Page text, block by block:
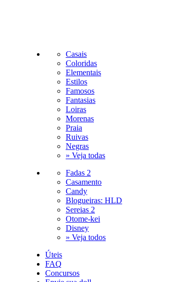
Casais
Coloridas
Elementais
Estilos
Famosos
Fantasias
Loiras
Morenas
Praia
Ruivas
Negras
» Veja todas
Fadas 2
Casamento
Candy
Blogueiras: HLD
Sereias 2
Otome-kei
Disney
» Veja todos
Úteis
FAQ
Concursos